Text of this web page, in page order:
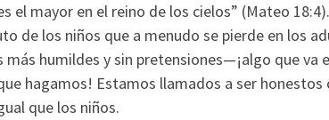
el mayor en el reino de los cielos” (Mateo
de los niños que a menudo se pierde en los
humildes y sin pretensiones—¡algo que va
hagamos! Estamos llamados a ser honestos
que los niños.